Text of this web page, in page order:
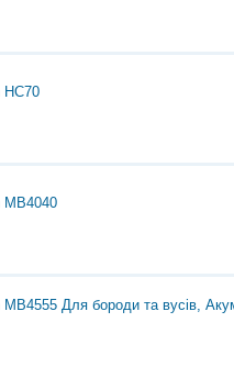
Для бороди та вусів,